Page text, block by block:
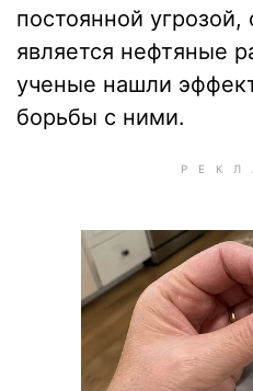
постоянной
является нефтяные
ученые нашли
борьбы с ними.